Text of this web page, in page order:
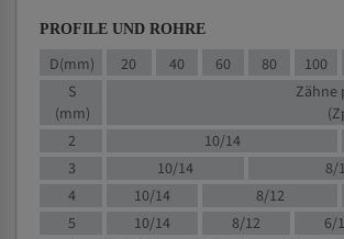
PROFILE UND ROHRE
D(mm) 20 40 60 80 100
S
(mm)
Zähne
2
10/14
3
10/14 8/
4
10/14 8/12
5
10/14 8/12 6/